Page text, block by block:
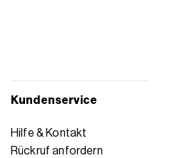
Kundenservice
Hilfe & Kontakt
Rückruf anfordern